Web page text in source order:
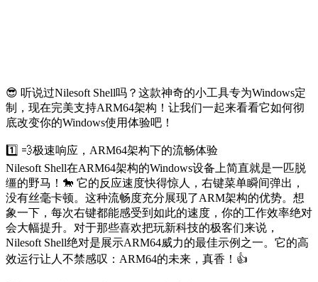
😎 听说过Nilesoft Shell吗？这款神奇的小工具专为Windows定
制，现在完美支持ARM64架构！让我们一起来看看它如何彻
底改变你的Windows使用体验吧！
1️⃣ 💨极速响应，ARM64架构下的流畅体验
Nilesoft Shell在ARM64架构的Windows设备上简直就是一匹脱
缰的野马！🐎 它的反应速度快得惊人，右键菜单瞬间弹出，
没有丝毫卡顿。这种流畅度充分展现了ARM架构的优势。想
象一下，每次右键都能感受到如此的速度，你的工作效率绝对
会大幅提升。对于那些喜欢把玩新科技的极客们来说，
Nilesoft Shell绝对是展示ARM64威力的最佳示例之一。它的高
效运行让人不禁感叹：ARM64的未来，真香！👍